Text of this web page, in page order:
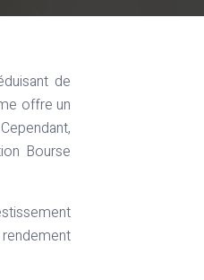
de
offre un
Bourse